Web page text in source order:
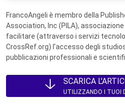
FrancoAngeli è membro della
Association, Inc (PILA),
facilitare (attraverso i servizi
CrossRef.org) l’accesso degli
pubblicazioni professionali e
SCARICA
UTILIZZANDO I TUOI